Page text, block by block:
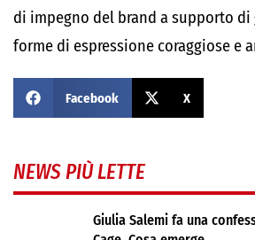
di impegno del brand a supporto
forme di espressione coraggiose e
Facebook X
NEWS PIÙ LETTE
Giulia Salemi fa una